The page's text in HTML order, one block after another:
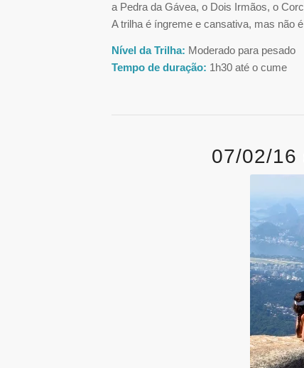
a Pedra da Gávea, o Dois Irmãos, o
A trilha é íngreme e cansativa, mas não
Nível da Trilha: Moderado para pesado
Tempo de duração: 1h30 até o cume
07/02/16